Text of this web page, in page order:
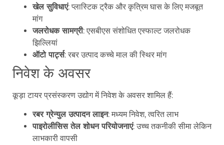
खेल सुविधाएं: प्लास्टिक ट्रैक और कृत्रिम घास के लिए मजबूत
मांग
जलरोधक सामग्री: एसबीएस संशोधित एस्फाल्ट जलरोधक
झिल्लियां
ऑटो पार्ट्स: रबर उत्पाद कच्चे माल की स्थिर मांग
निवेश के अवसर
कूड़ा टायर प्रसंस्करण उद्योग में निवेश के अवसर शामिल हैं:
रबर ग्रेन्युल उत्पादन लाइन: मध्यम निवेश, त्वरित लाभ
पाइरोलीसिस तेल शोधन परियोजनाएं: उच्च तकनीकी सीमा लेकिन
लाभकारी वापसी